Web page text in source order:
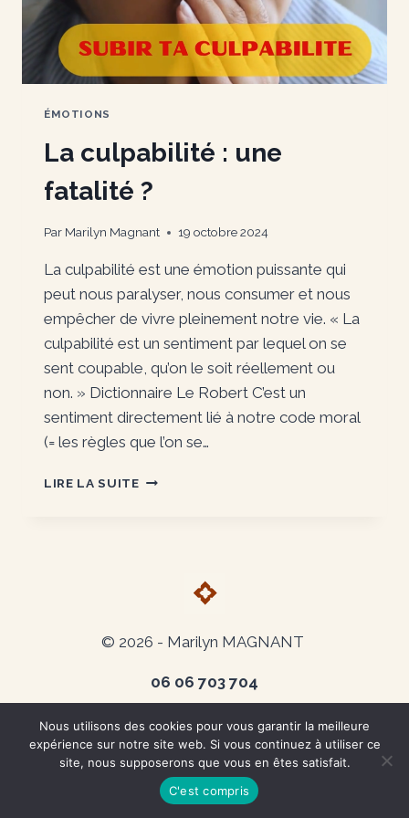
ÉMOTIONS
La culpabilité : une
fatalité ?
Par Marilyn Magnant 19 octobre 2024
La culpabilité est une émotion puissante qui
peut nous paralyser, nous consumer et nous
empêcher de vivre pleinement notre vie. « La
culpabilité est un sentiment par lequel on se
sent coupable, qu’on le soit réellement ou
non. » Dictionnaire Le Robert C’est un
sentiment directement lié à notre code moral
(= les règles que l’on se…
LIRE LA SUITELA
© 2026 - Marilyn MAGNANT
06 06 703 704
Ment​ions légales-CGV
FAQ
Nous utilisons des cookies pour vous garantir la meilleure
expérience sur notre site web. Si vous continuez à utiliser ce
site, nous supposerons que vous en êtes satisfait.
C'est compris